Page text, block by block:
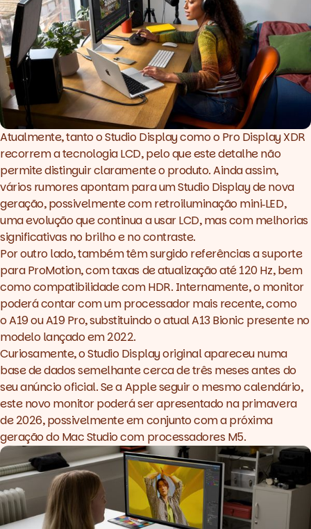
Atualmente, tanto o Studio Display como o Pro Display XDR
recorrem a tecnologia LCD, pelo que este detalhe não
permite distinguir claramente o produto. Ainda assim,
vários rumores apontam para um Studio Display de nova
geração, possivelmente com retroiluminação mini‑LED,
uma evolução que continua a usar LCD, mas com melhorias
significativas no brilho e no contraste.
Por outro lado, também têm surgido referências a suporte
para ProMotion, com taxas de atualização até 120 Hz, bem
como compatibilidade com HDR. Internamente, o monitor
poderá contar com um processador mais recente, como
o A19 ou A19 Pro, substituindo o atual A13 Bionic presente no
modelo lançado em 2022.
Curiosamente, o Studio Display original apareceu numa
base de dados semelhante cerca de três meses antes do
seu anúncio oficial. Se a Apple seguir o mesmo calendário,
este novo monitor poderá ser apresentado na primavera
de 2026, possivelmente em conjunto com a próxima
geração do Mac Studio com processadores M5.